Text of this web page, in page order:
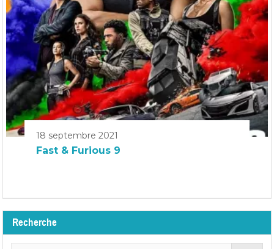
18 septembre 2021
Fast & Furious 9
Recherche